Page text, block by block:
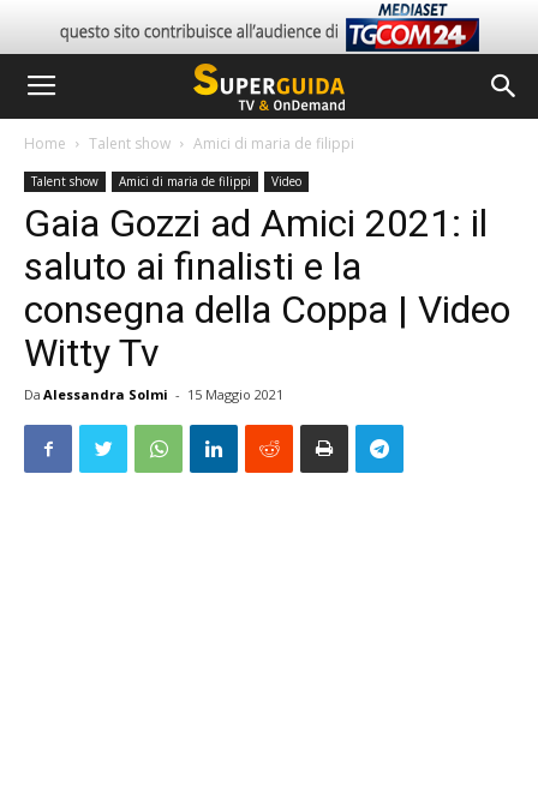
Home Talent show Amici di maria de filippi
Talent show Amici di maria de filippi Video
Gaia Gozzi ad Amici 2021: il
saluto ai finalisti e la
consegna della Coppa | Video
Witty Tv
Da Alessandra Solmi - 15 Maggio 2021